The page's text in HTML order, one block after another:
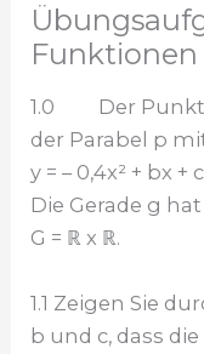
Funktionen
1.0 Der Punkt
der Parabel p
y = – 0,4x² + bx
Die Gerade g
G = ℝ x ℝ.
1.1 Zeigen Sie
b und c, dass